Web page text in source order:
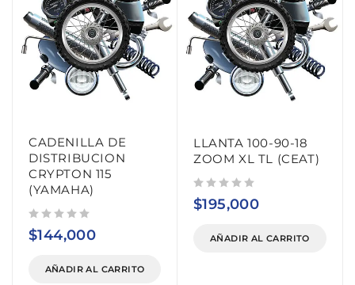
CADENILLA DE
DISTRIBUCION
CRYPTON 115
(YAMAHA)
$144,000
AÑADIR AL CARRITO
LLANTA 100-90-18
ZOOM XL TL (CEAT)
$195,000
AÑADIR AL CARRITO